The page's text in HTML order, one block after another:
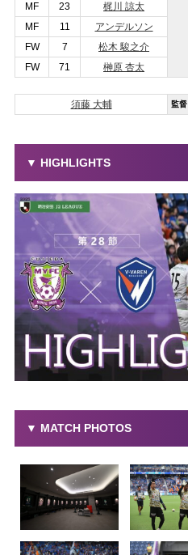
MF
23 梶川 諒太
MF
11 アンデルソン
FW
7 松木 駿之介
FW
71 榊原 杏太
須藤 大輔 監督
▼ HIGHLIGHTS
▼ MATCH PHOTOS